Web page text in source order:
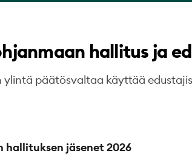
hallitus ja
ylintä päätösvaltaa käyttää
hallituksen jäsenet 2026